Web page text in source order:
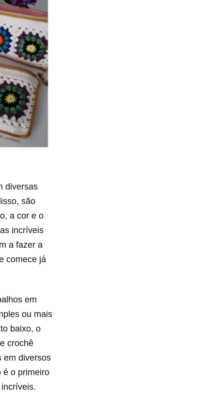
diversas
são
a cor e o
incríveis
a fazer a
comece já
em
ou mais
baixo, o
crochê
em diversos
é o primeiro